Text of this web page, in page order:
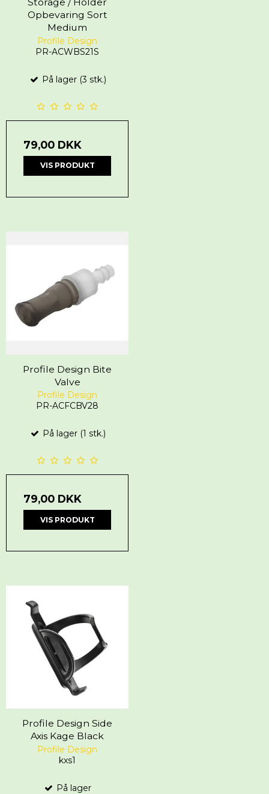
Storage / Holder
Opbevaring Sort
Medium
Profile Design
PR-ACWBS21S
På lager (3 stk.)
79,00 DKK
VIS PRODUKT
Profile Design Bite
Valve
Profile Design
PR-ACFCBV28
På lager (1 stk.)
79,00 DKK
VIS PRODUKT
Profile Design Side
Axis Kage Black
Profile Design
kxs1
På lager